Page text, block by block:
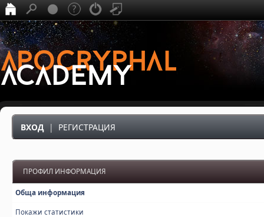
ВХОД | РЕГИСТРАЦИЯ
ПРОФИЛ ИНФОРМАЦИЯ
Обща информация
Покажи статистики